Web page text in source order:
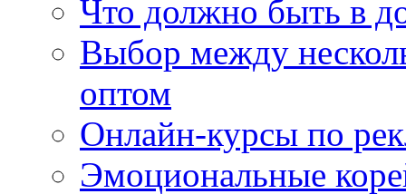
Что должно быть в
Выбор между
оптом
Онлайн-курсы по
Эмоциональные